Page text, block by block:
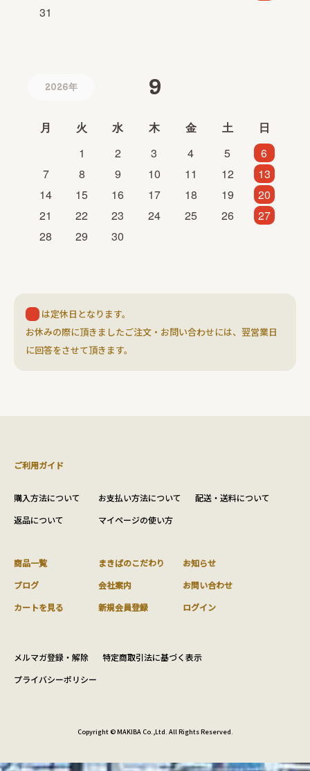
31
2026年 9
月 火 水 木 金 土
日
1
2 3 4 5
6
7
8 9 10 11 12
13
14
15 16 17 18 19
20
21
22 23 24 25 26
27
28
29 30
は定休日となります。
お休みの際に頂きましたご注文・お問い合わせには、翌営業日
に回答をさせて頂きます。
ご利用ガイド
購入方法について お支払い方法について
配送・送料について
返品について
マイページの使い方
商品一覧 まきばのこだわり
お知らせ
ブログ
会社案内
お問い合わせ
カートを見る
新規会員登録 ログイン
メルマガ登録・解除
特定商取引法に基づく表示
プライバシーポリシー
Copyright © MAKIBA Co.,Ltd. All Rights Reserved.